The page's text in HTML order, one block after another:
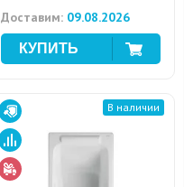
Доставим: 09.08.2026
В наличии